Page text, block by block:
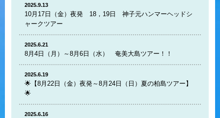
2025.9.13
10月17日（金）夜発 18，19日 神子元ハンマーヘッドシ
ャークツアー
2025.6.21
8月4日（月）～8月6日（水） 奄美大島ツアー！！
2025.6.19
🌟【8月22日（金）夜発～8月24日（日）夏の柏島ツアー】
🌟
2025.6.16